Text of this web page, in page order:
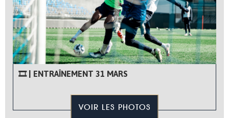
🎞 | ENTRAÎNEMENT 31 MARS
VOIR LES PHOTOS